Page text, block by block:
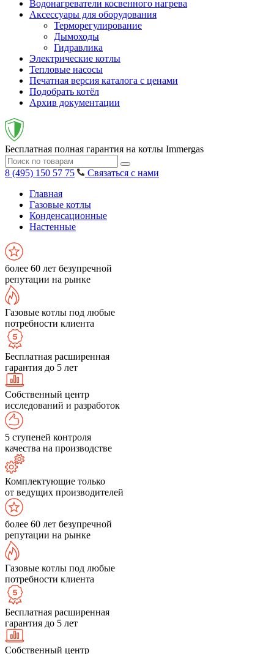
Водонагреватели косвенного нагрева
Аксессуары для оборудования
Терморегулирование
Дымоходы
Гидравлика
Электрические котлы
Тепловые насосы
Печатная версия каталога с ценами
Подобрать котёл
Архив документации
Бесплатная полная гарантия на котлы Immergas
8 (495) 150 57 75
Связаться с нами
Главная
Газовые котлы
Конденсационные
Настенные
более 60 лет безупречной
репутации на рынке
Газовые котлы под любые
потребности клиента
Бесплатная расширенная
гарантия до 5 лет
Собственный центр
исследований и разработок
5 ступеней контроля
качества на производстве
Комплектующие только
от ведущих производителей
более 60 лет безупречной
репутации на рынке
Газовые котлы под любые
потребности клиента
Бесплатная расширенная
гарантия до 5 лет
Собственный центр